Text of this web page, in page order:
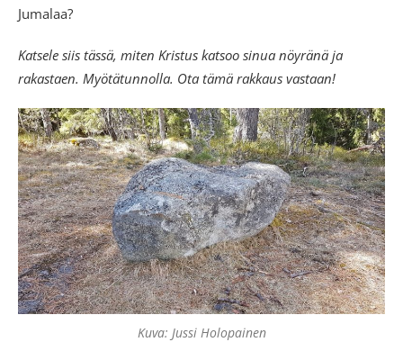
Jumalaa?
Katsele siis tässä, miten Kristus katsoo sinua nöyränä ja
rakastaen. Myötätunnolla. Ota tämä rakkaus vastaan!
Kuva: Jussi Holopainen